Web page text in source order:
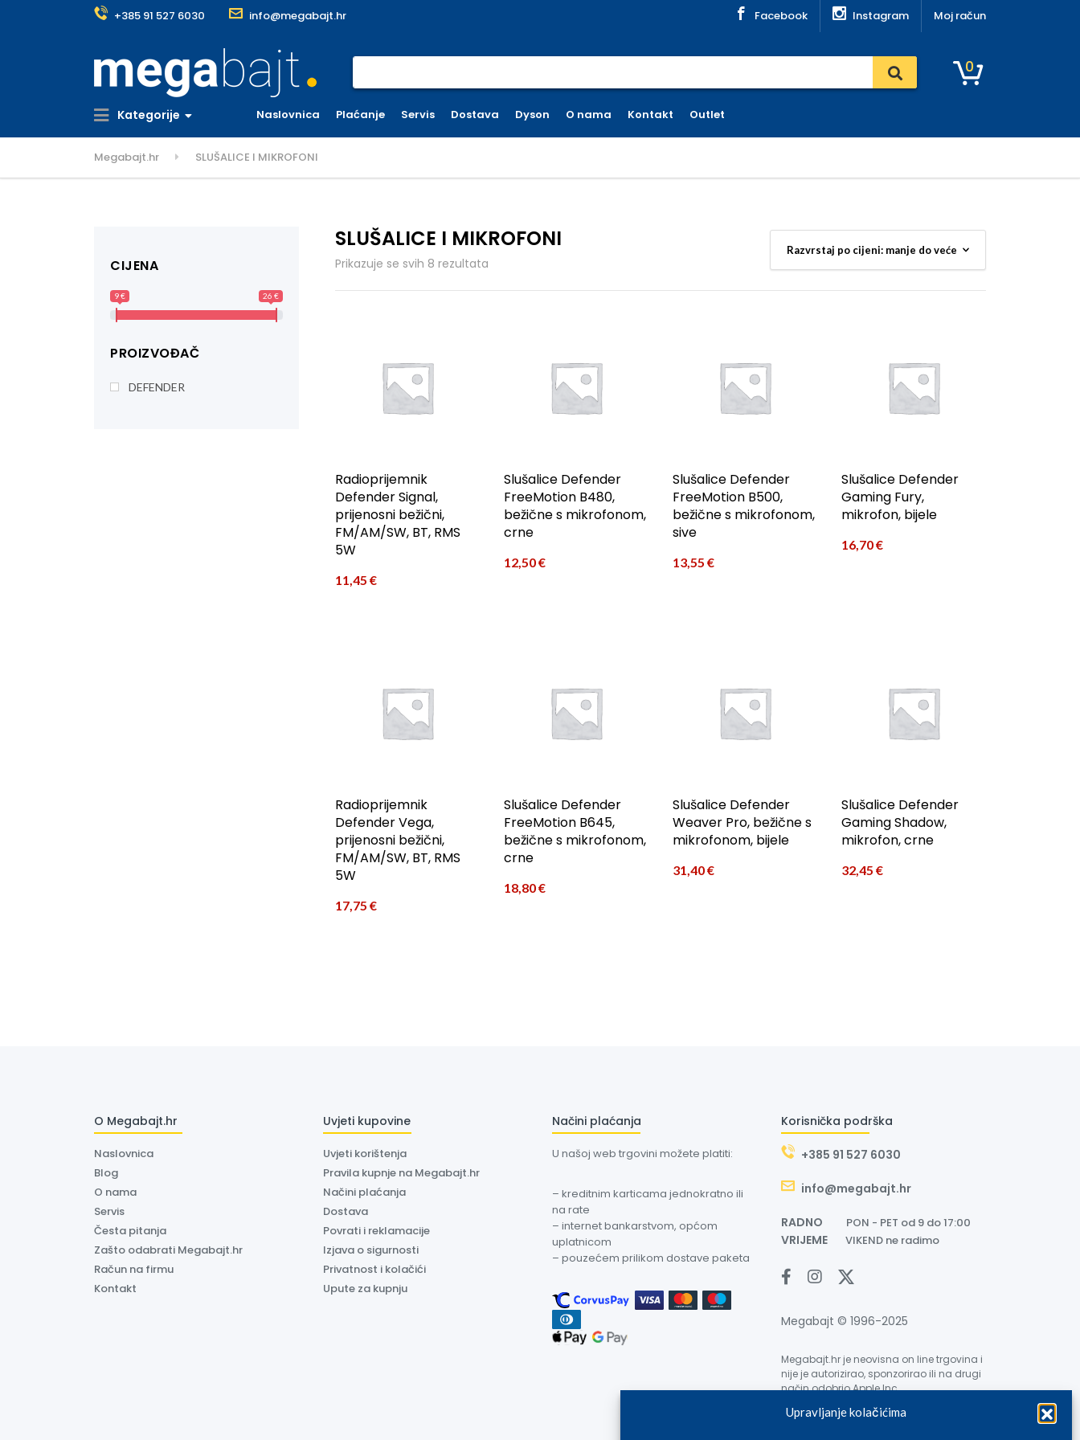
Upravljanje kolačićima
+385 91 527 6030 info@megabajt.hr Facebook Instagram Moj račun
0
Kategorije Naslovnica Plaćanje Servis Dostava Dyson O nama Kontakt Outlet
Megabajt.hr SLUŠALICE I MIKROFONI
SLUŠALICE I MIKROFONI
Prikazuje se svih 8 rezultata
Radioprijemnik
Defender Signal,
prijenosni bežični,
FM/AM/SW, BT, RMS
5W
11,45 €
Slušalice Defender
FreeMotion B480,
bežične s mikrofonom,
crne
12,50€
Slušalice Defender
FreeMotion B500,
bežične s mikrofonom,
sive
13,55 €
Slušalice Defender
Gaming Fury,
mikrofon, bijele
16,70€
Radioprijemnik
Defender Vega,
prijenosni bežični,
FM/AM/SW, BT, RMS
5W
17,75 €
Slušalice Defender
FreeMotion B645,
bežične s mikrofonom,
crne
18,80€
Slušalice Defender
Weaver Pro, bežične s
mikrofonom, bijele
31,40€
Slušalice Defender
Gaming Shadow,
mikrofon, crne
32,45 €
CIJENA
9 € 26 €
PROIZVOĐAČ
DEFENDER
O Megabajt.hr
Naslovnica
Blog
O nama
Servis
Česta pitanja
Zašto odabrati Megabajt.hr
Račun na firmu
Kontakt
Uvjeti kupovine
Uvjeti korištenja
Pravila kupnje na Megabajt.hr
Načini plaćanja
Dostava
Povrati i reklamacije
Izjava o sigurnosti
Privatnost i kolačići
Upute za kupnju
Načini plaćanja
U našoj web trgovini možete platiti:
– kreditnim karticama jednokratno ili
na rate
– internet bankarstvom, općom
uplatnicom
– pouzećem prilikom dostave paketa
Korisnička podrška
+385 91 527 6030
info@megabajt.hr
RADNO PON - PET od 9 do 17:00
VRIJEME VIKEND ne radimo
Megabajt © 1996-2025
Megabajt.hr je neovisna on line trgovina i
nije je autorizirao, sponzorirao ili na drugi
način odobrio Apple Inc.